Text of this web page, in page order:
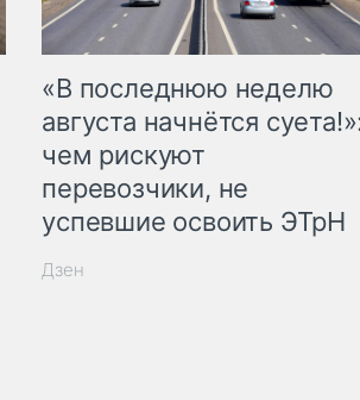
«В последнюю неделю
августа начнётся
чем рискуют
перевозчики, не
успевшие освоить ЭТрН
Дзен